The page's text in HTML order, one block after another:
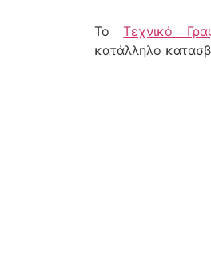
ΤοΤεχνικό
κατάλληλο